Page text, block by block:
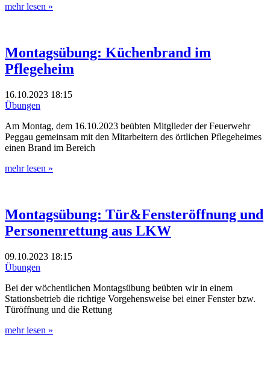
mehr lesen »
Montagsübung: Küchenbrand im
Pflegeheim
16.10.2023 18:15
Übungen
Am Montag, dem 16.10.2023 beübten Mitglieder der Feuerwehr
Peggau gemeinsam mit den Mitarbeitern des örtlichen Pflegeheimes
einen Brand im Bereich
mehr lesen »
Montagsübung: Tür&Fensteröffnung und
Personenrettung aus LKW
09.10.2023 18:15
Übungen
Bei der wöchentlichen Montagsübung beübten wir in einem
Stationsbetrieb die richtige Vorgehensweise bei einer Fenster bzw.
Türöffnung und die Rettung
mehr lesen »